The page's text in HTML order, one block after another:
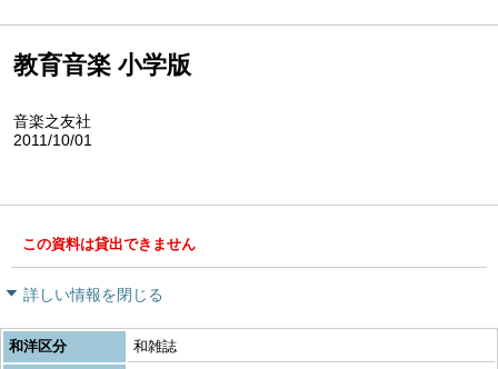
教育音楽 小学版
音楽之友社
2011/10/01
この資料は貸出できません
詳しい情報を閉じる
和洋区分
和雑誌